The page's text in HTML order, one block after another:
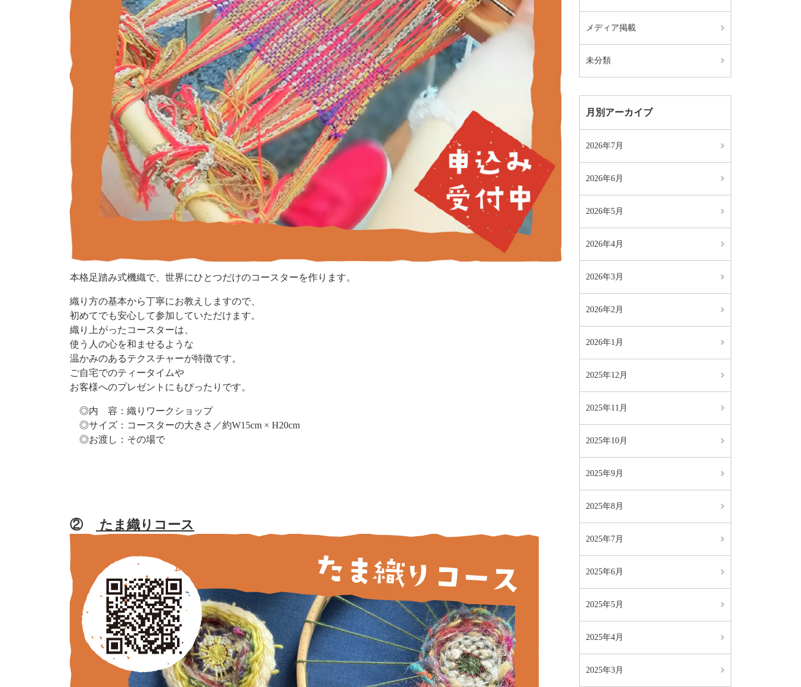
本格足踏み式機織で、世界にひとつだけのコースターを作ります。
織り方の基本から丁寧にお教えしますので、
初めてでも安心して参加していただけます。
織り上がったコースターは、
使う人の心を和ませるような
温かみのあるテクスチャーが特徴です。
ご自宅でのティータイムや
お客様へのプレゼントにもぴったりです。
◎内 容：織りワークショップ
◎サイズ：コースターの大きさ／約W15cm × H20cm
◎お渡し：その場で
② たま織りコース
メディア掲載
未分類
月別アーカイブ
2026年7月
2026年6月
2026年5月
2026年4月
2026年3月
2026年2月
2026年1月
2025年12月
2025年11月
2025年10月
2025年9月
2025年8月
2025年7月
2025年6月
2025年5月
2025年4月
2025年3月